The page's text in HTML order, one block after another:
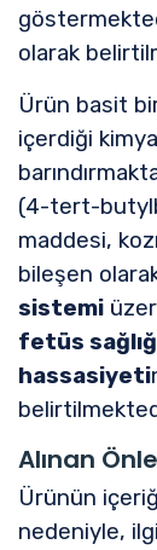
olarak
Ürün basit
içerdiği
(4-tert-
maddesi,
bileşen olarak
sistemi
fetüs
hassasiyeti
Alınan
Ürünün
nedeniyle,